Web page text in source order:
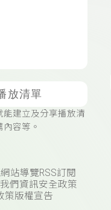
放清單
建立及分享播放清
容等。
網站導覽RSS訂閱
們 資訊安全政策
策版權宣告